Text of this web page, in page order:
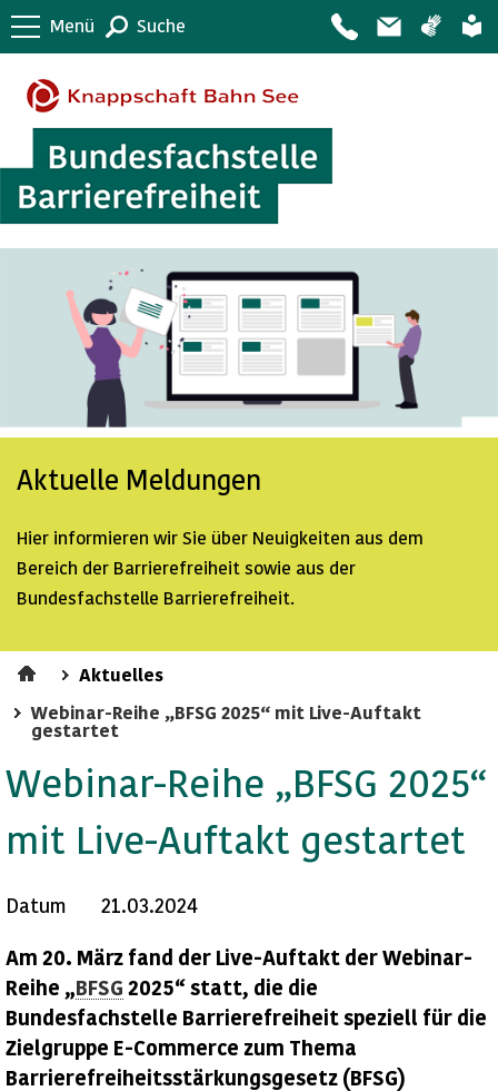
Menü Suche
Aktuelle Meldungen
Hier informieren wir Sie über Neuigkeiten aus dem
Bereich der Barrierefreiheit sowie aus der
Bundesfachstelle Barrierefreiheit.
Aktuelles
Webinar-Reihe „BFSG 2025“ mit Live-Auftakt
gestartet
Webinar-Reihe „BFSG 2025“
mit Live-Auftakt gestartet
Datum 21.03.2024
Am 20. März fand der Live-Auftakt der Webinar-
Reihe „BFSG 2025“ statt, die die
Bundesfachstelle Barrierefreiheit speziell für die
Zielgruppe E-Commerce zum Thema
Barrierefreiheitsstärkungsgesetz (BFSG)